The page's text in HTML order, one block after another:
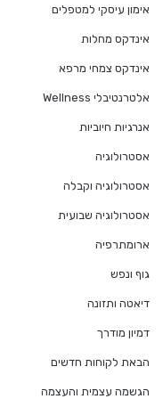
אימון עיסקי למטפלים
אינדקס מחלות
אינדקס צמחי מרפא
אלטרנטיבלי Wellness
אנרגיות חיוביות
אסטרולוגיה
אסטרולוגיה וקבלה
אסטרולוגיה שבועית
ארומתרפיה
גוף ונפש
דיאטה ותזונה
דמיון מודרך
הבאת לקוחות חדשים
הגשמה עצמית והעצמה